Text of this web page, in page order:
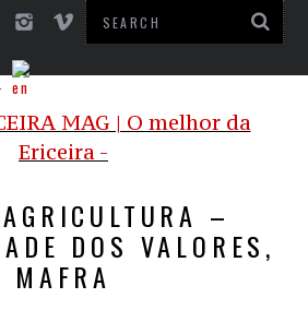
–
DOS VALORES,
MAFRA